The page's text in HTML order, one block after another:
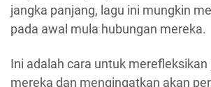
jangka panjang, lagu ini mungkin
pada awal mula hubungan mereka.
Ini adalah cara untuk
mereka dan mengingatkan akan